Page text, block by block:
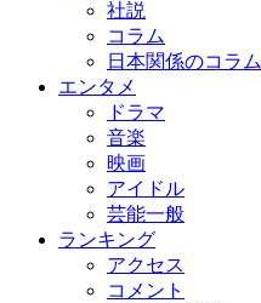
社説
コラム
日本関係のコラム
エンタメ
ドラマ
音楽
映画
アイドル
芸能一般
ランキング
アクセス
コメント